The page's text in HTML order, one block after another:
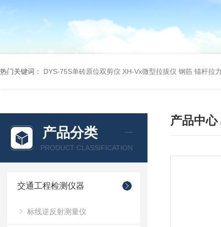
热门关键词： DYS-75S单砖原位双剪仪 XH-Vx微型拉拔仪 钢筋 锚杆拉
产品分类
PRODUCT CLASSIFICATION
交通工程检测仪器
标线逆反射测量仪
产品中心